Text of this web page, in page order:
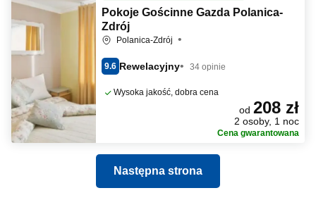
Pokoje Gościnne Gazda Polanica-
Zdrój
Polanica-Zdrój
9.6 Rewelacyjny 34 opinie
Wysoka jakość, dobra cena
od 208 zł
2 osoby, 1 noc
Cena gwarantowana
Następna strona